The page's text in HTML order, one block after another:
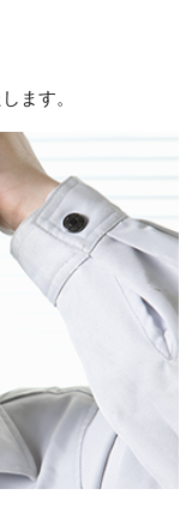
れでお伺いしま
漏れトラブルで
ら
ます。